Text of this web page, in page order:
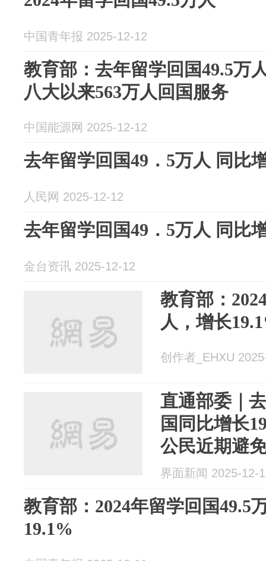
中国青年报 2025-12-12
教育部：去年留学回国49.5万
八大以来563万人回国服务
中国能源网 2025-12-12
去年留学回国49．5万人 同比
人民网 2025-12-12
去年留学回国49．5万人 同比
金台资讯 2025-12-12
教育部：
人，增长
创作者_EHXU
直通部委｜
国同比增长
公民近期避
界面新闻 2025-12-
教育部：2024年留学回国49.5
19.1%